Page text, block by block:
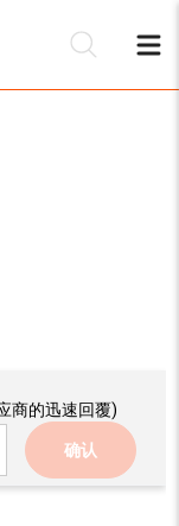
商的迅速回覆)
确认